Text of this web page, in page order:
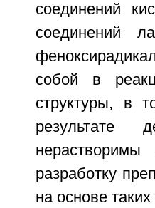
соединений
соединений
собой в
структуры, в
результате
разработку
на основе таких